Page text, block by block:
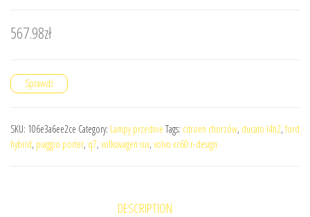
567.98zł
Sprawdź
SKU: 106e3a6ee2ce Category: Lampy przednie Tags: citroen chorzów, ducato l4h2, ford
hybrid, piaggio porter, q7, volkswagen suv, volvo xc60 r-design
DESCRIPTION